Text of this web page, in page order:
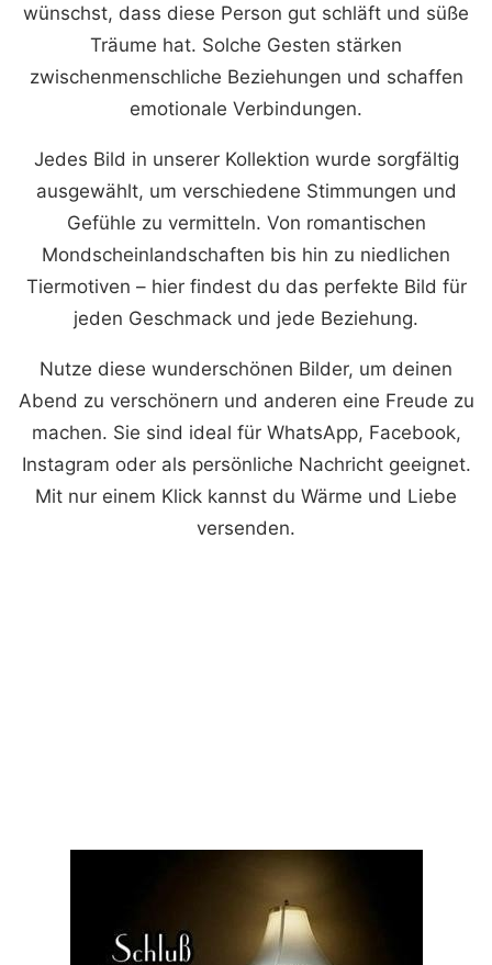
wünschst, dass diese Person gut schläft und süße
Träume hat. Solche Gesten stärken
zwischenmenschliche Beziehungen und schaffen
emotionale Verbindungen.
Jedes Bild in unserer Kollektion wurde sorgfältig
ausgewählt, um verschiedene Stimmungen und
Gefühle zu vermitteln. Von romantischen
Mondscheinlandschaften bis hin zu niedlichen
Tiermotiven – hier findest du das perfekte Bild für
jeden Geschmack und jede Beziehung.
Nutze diese wunderschönen Bilder, um deinen
Abend zu verschönern und anderen eine Freude zu
machen. Sie sind ideal für WhatsApp, Facebook,
Instagram oder als persönliche Nachricht geeignet.
Mit nur einem Klick kannst du Wärme und Liebe
versenden.